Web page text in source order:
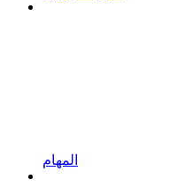
المهام